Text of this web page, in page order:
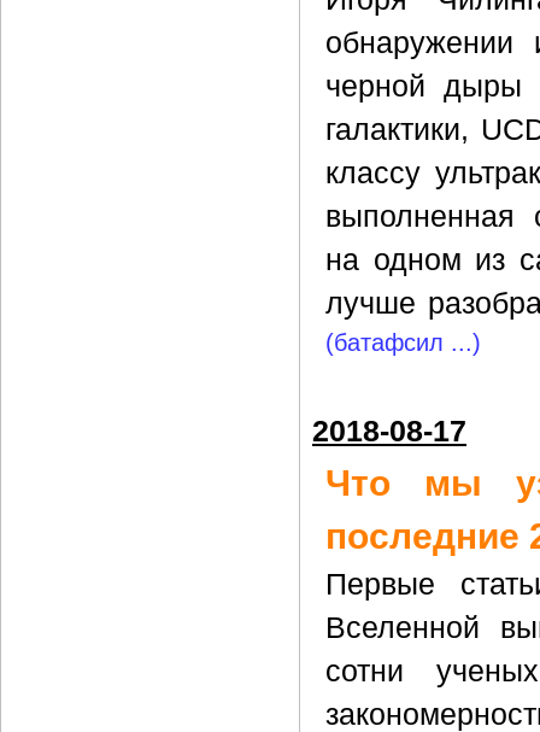
обнаружении
черной дыры
галактики,
классу
выполненная
на одном из
лучше
(батафсил ...)
2018-08-17
Что мы
последние
Первые
Вселенной
сотни